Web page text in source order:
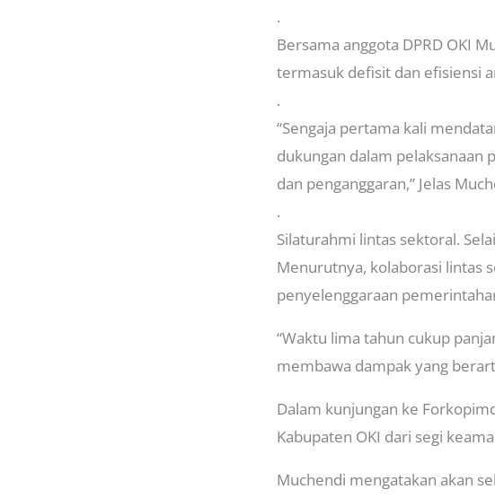
.
Bersama anggota DPRD OKI
termasuk defisit dan efisiensi
.
“Sengaja pertama kali
dukungan dalam pelaksanaan
dan penganggaran,” Jelas
.
Silaturahmi lintas sektoral.
Menurutnya, kolaborasi lintas
penyelenggaraan
“Waktu lima tahun cukup
membawa dampak yang
Dalam kunjungan ke
Kabupaten OKI dari segi
Muchendi mengatakan akan